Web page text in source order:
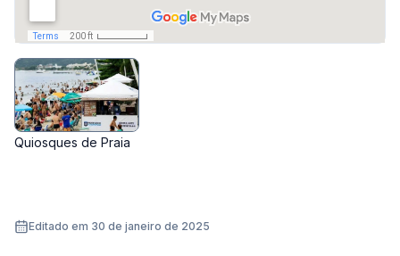
Quiosques de Praia
Editado em 30 de janeiro de 2025